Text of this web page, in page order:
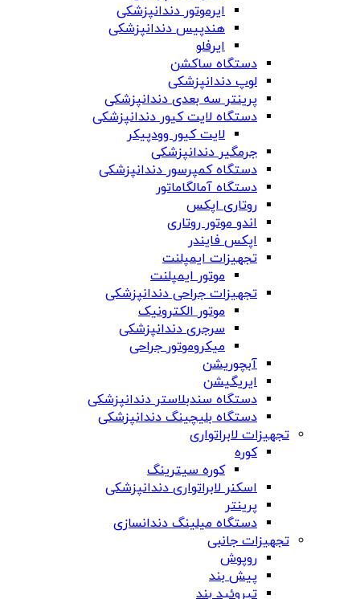
ایرموتور دندانپزشکی
هندپیس دندانپزشکی
ایرفلو
دستگاه ساکشن
لوپ دندانپزشکی
پرینتر سه بعدی دندانپزشکی
دستگاه لایت کیور دندانپزشکی
لایت کیور وودپیکر
جرمگیر دندانپزشکی
دستگاه کمپرسور دندانپزشکی
دستگاه آمالگاماتور
روتاری اپکس
اندو موتور روتاری
اپکس فایندر
تجهیزات ایمپلنت
موتور ایمپلنت
تجهیزات جراحی دندانپزشکی
موتور الکترونیک
سرجری دندانپزشکی
میکروموتور جراحی
آبچوریشن
ایریگیشن
دستگاه سندبلاستر دندانپزشکی
دستگاه بلیچینگ دندانپزشکی
تجهیزات لابراتواری
کوره
کوره سیترینگ
اسکنر لابراتواری دندانپزشکی
پرینتر
دستگاه میلینگ دندانسازی
تجهیزات جانبی
روپوش
پیش بند
تیروئید بند